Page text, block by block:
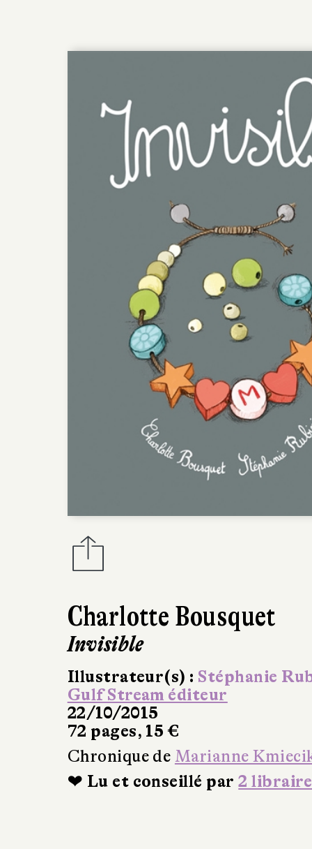
Charlotte Bousquet
Invisible
Illustrateur(s) : Stéphanie
Gulf Stream éditeur
22/10/2015
72 pages, 15 €
Chronique de Marianne
❤ Lu et conseillé par2